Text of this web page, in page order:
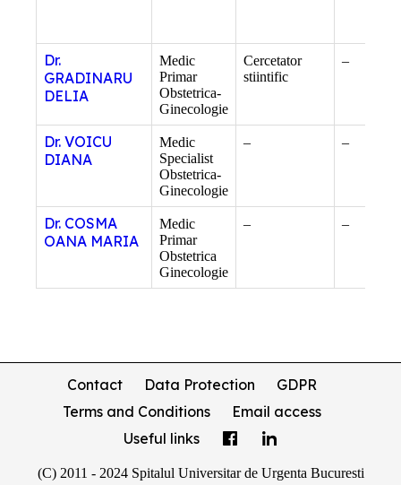
Dr.
GRADINARU
DELIA
Medic
Primar
Obstetrica-
Ginecologie
Cercetator
stiintific
–
Dr. VOICU
DIANA
Medic
Specialist
Obstetrica-
Ginecologie
– –
Dr. COSMA
OANA MARIA
Medic
Primar
Obstetrica
Ginecologie
– –
Contact Data Protection
GDPR
Terms and Conditions
Email access
Useful links
(C) 2011 - 2024 Spitalul Universitar de Urgenta Bucuresti